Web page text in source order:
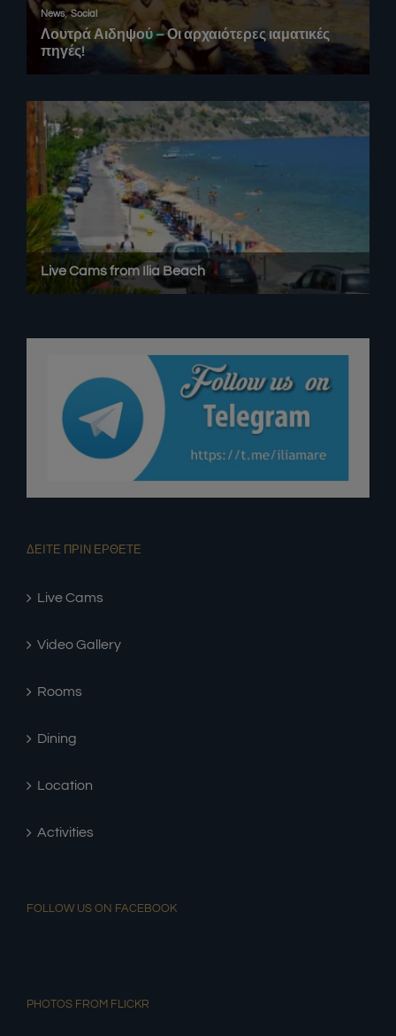
ΔΕΙΤΕ ΠΡΙΝ ΕΡΘΕΤΕ
Live Cams
Video Gallery
Rooms
Dining
Location
Activities
FOLLOW US ON FACEBOOK
PHOTOS FROM FLICKR